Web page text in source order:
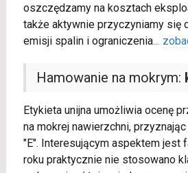
oszczędzamy na kosztach
także aktywnie przyczyniamy się
emisji spalin i ograniczenia...
Hamowanie na mokrym:
Etykieta unijna umożliwia ocenę
na mokrej nawierzchni,
"E". Interesującym aspektem jest
roku praktycznie nie stosowano